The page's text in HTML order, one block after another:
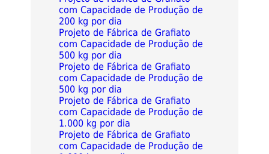
com Capacidade de Produção de
200 kg por dia
Projeto de Fábrica de Grafiato
com Capacidade de Produção de
500 kg por dia
Projeto de Fábrica de Grafiato
com Capacidade de Produção de
500 kg por dia
Projeto de Fábrica de Grafiato
com Capacidade de Produção de
1.000 kg por dia
Projeto de Fábrica de Grafiato
com Capacidade de Produção de